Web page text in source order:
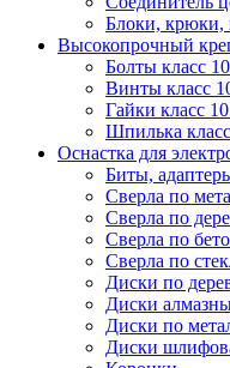
Блоки, крюки,
Высокопрочный
Болты класс
Винты класс
Гайки класс
Шпилька
Оснастка для
Биты,
Сверла по
Сверла по
Сверла по
Сверла по
Диски по
Диски
Диски по
Диски